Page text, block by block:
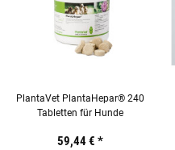
PlantaVet PlantaHepar® 240
Tabletten für Hunde
59,44 € *